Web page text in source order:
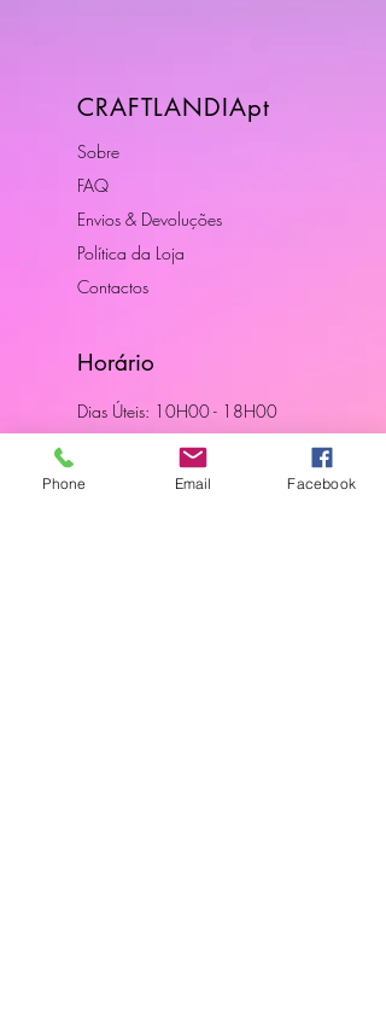
CRAFTLANDIApt
Sobre
FAQ
Envios & Devoluções
Política da Loja
Contactos
Horário
Dias Úteis: 10H00 - 18H00
Junte-se a Nós
Phone Email Facebook